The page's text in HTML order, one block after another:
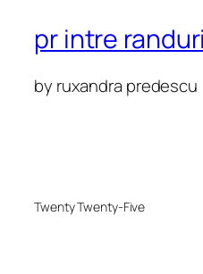
pr intre randuri
by ruxandra predescu
Twenty Twenty-Five